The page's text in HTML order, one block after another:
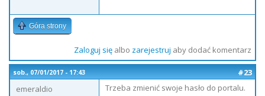
Góra strony
Zaloguj sięalbo zarejestruj aby dodać komentarz
sob., 07/01/2017 - 17:43
#23
emeraldio
Trzeba zmienić swoje hasło do portalu.